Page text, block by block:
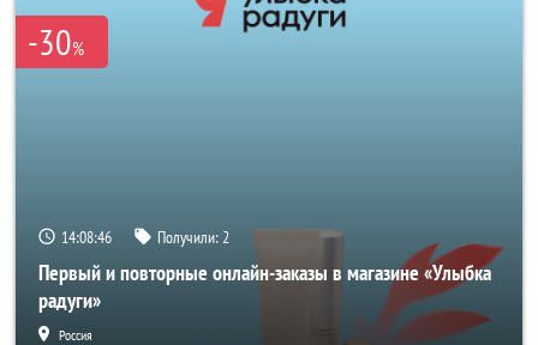
-30%
14:08:43 Получили:2
Первый и повторные онлайн-заказы в магазине «Улыбка
радуги»
Россия